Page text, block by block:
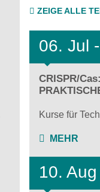
ZEIGE ALLE
06. Jul
CRISPR/
Kurse für
MEHR
10. Aug